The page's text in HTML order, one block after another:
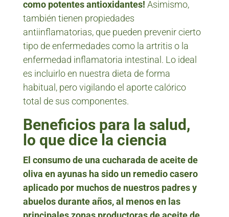
como potentes antioxidantes! Asimismo,
también tienen propiedades
antiinflamatorias, que pueden prevenir cierto
tipo de enfermedades como la artritis o la
enfermedad inflamatoria intestinal. Lo ideal
es incluirlo en nuestra dieta de forma
habitual, pero vigilando el aporte calórico
total de sus componentes.
Beneficios para la salud,
lo que dice la ciencia
El consumo de una cucharada de aceite de
oliva en ayunas ha sido un remedio casero
aplicado por muchos de nuestros padres y
abuelos durante años, al menos en las